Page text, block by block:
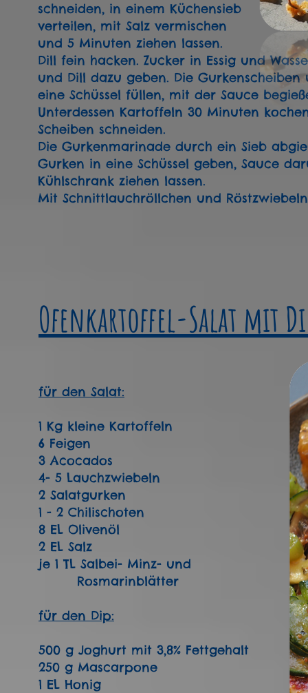
schneiden, in einem Küchensieb
verteilen, mit Salz vermischen
und 5 Minuten ziehen lassen.
Dill fein hacken. Zucker in Essig und
und Dill dazu geben. Die
eine Schüssel füllen, mit der Sauce
Unterdessen Kartoffeln 30 Minuten
Scheiben schneiden.
Die Gurkenmarinade durch ein Sieb
Gurken in eine Schüssel geben, Sauce
Kühlschrank ziehen lassen.
Mit Schnittlauchröllchen und
Ofenkartoffel-Salat mit
für den Salat:
1 Kg kleine Kartoffeln
6 Feigen
3 Acocados
4- 5 Lauchzwiebeln
2 Salatgurken
1 - 2 Chilischoten
8 EL Olivenöl
2 EL Salz
je 1 TL Salbei- Minz- und
Rosmarinblätter
für den Dip:
500 g Joghurt mit 3,8% Fettgehalt
250 g Mascarpone
1 EL Honig